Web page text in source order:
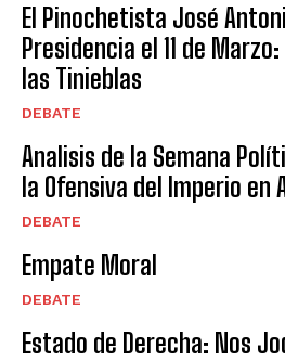
El Pinochetista José
Presidencia el 11 de
las Tinieblas
DEBATE
Analisis de la Semana
la Ofensiva del Imperio en
DEBATE
Empate Moral
DEBATE
Estado de Derecha: Nos